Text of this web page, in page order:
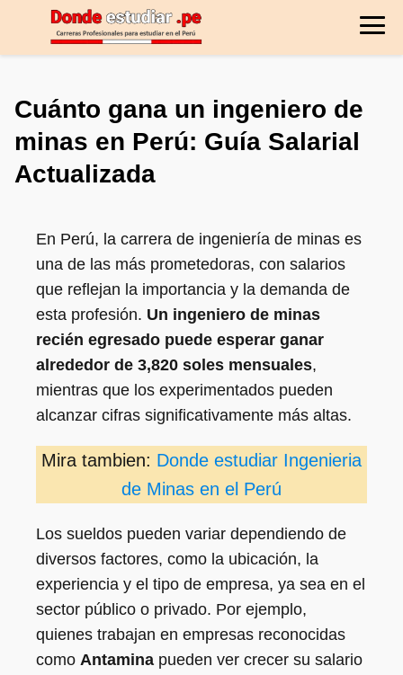
Cuánto gana un ingeniero de
minas en Perú: Guía Salarial
Actualizada
En Perú, la carrera de ingeniería de minas es
una de las más prometedoras, con salarios
que reflejan la importancia y la demanda de
esta profesión. Un ingeniero de minas
recién egresado puede esperar ganar
alrededor de 3,820 soles mensuales,
mientras que los experimentados pueden
alcanzar cifras significativamente más altas.
Mira tambien: Donde estudiar Ingenieria
de Minas en el Perú
Los sueldos pueden variar dependiendo de
diversos factores, como la ubicación, la
experiencia y el tipo de empresa, ya sea en el
sector público o privado. Por ejemplo,
quienes trabajan en empresas reconocidas
como Antamina pueden ver crecer su salario